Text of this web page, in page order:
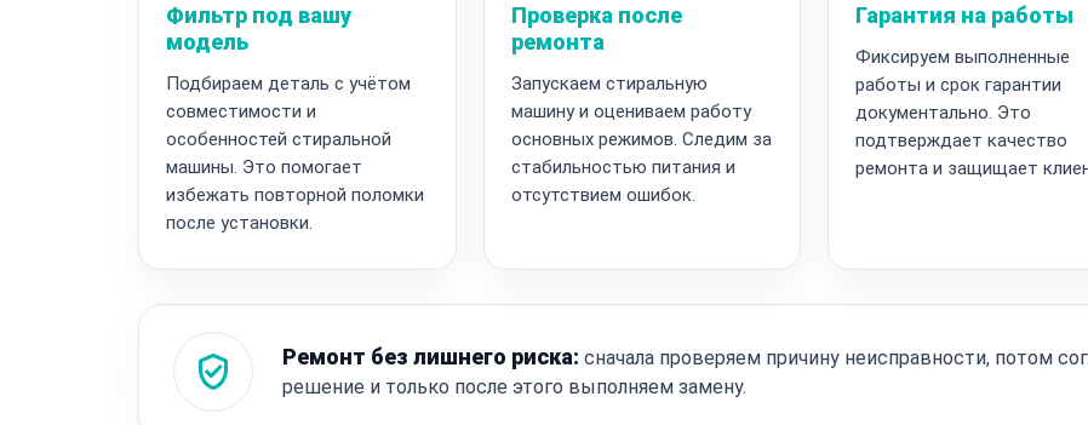
Фильтр под вашу
модель
Подбираем деталь с учётом
совместимости и
особенностей стиральной
машины. Это помогает
избежать повторной поломки
после установки.
Проверка после
ремонта
Запускаем стиральную
машину и оцениваем работу
основных режимов. Следим за
стабильностью питания и
отсутствием ошибок.
Гарантия на работы
Фиксируем выполненные
работы и срок гарантии
документально. Это
подтверждает качество
ремонта и защищает
Ремонт без лишнего риска: сначала проверяем причину неисправности, потом
решение и только после этого выполняем замену.